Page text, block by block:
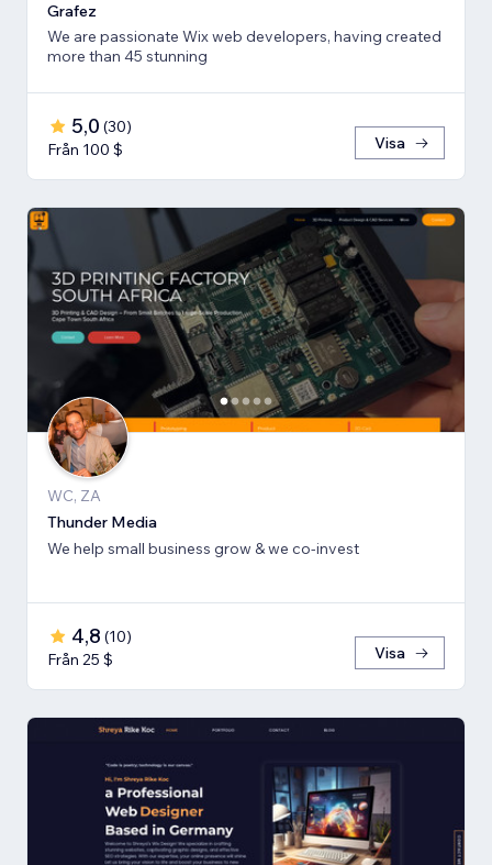
Grafez
We are passionate Wix web developers, having created
more than 45 stunning
5,0 (30)
Från 100 $
Visa
WC, ZA
Thunder Media
We help small business grow & we co-invest
4,8 (10)
Från 25 $
Visa